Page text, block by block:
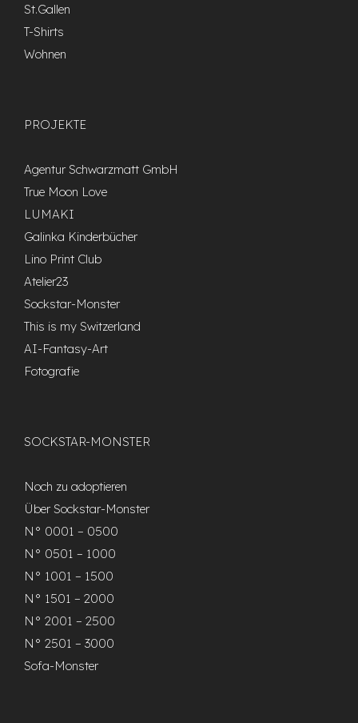
St.Gallen
T-Shirts
Wohnen
PROJEKTE
Agentur Schwarzmatt GmbH
True Moon Love
LUMAKI
Galinka Kinderbücher
Lino Print Club
Atelier23
Sockstar-Monster
This is my Switzerland
AI-Fantasy-Art
Fotografie
SOCKSTAR-MONSTER
Noch zu adoptieren
Über Sockstar-Monster
N° 0001 – 0500
N° 0501 – 1000
N° 1001 – 1500
N° 1501 – 2000
N° 2001 – 2500
N° 2501 – 3000
Sofa-Monster